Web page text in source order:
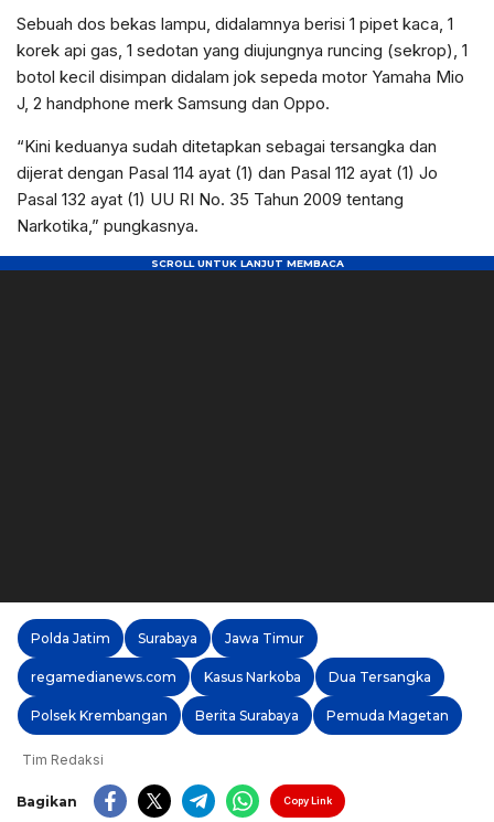
Sebuah dos bekas lampu, didalamnya berisi 1 pipet kaca, 1
korek api gas, 1 sedotan yang diujungnya runcing (sekrop), 1
botol kecil disimpan didalam jok sepeda motor Yamaha Mio
J, 2 handphone merk Samsung dan Oppo.
“Kini keduanya sudah ditetapkan sebagai tersangka dan
dijerat dengan Pasal 114 ayat (1) dan Pasal 112 ayat (1) Jo
Pasal 132 ayat (1) UU RI No. 35 Tahun 2009 tentang
Narkotika,” pungkasnya.
Polda Jatim Surabaya Jawa Timur
regamedianews.com Kasus Narkoba Dua Tersangka
Polsek Krembangan Berita Surabaya Pemuda Magetan
Tim Redaksi
Bagikan Copy Link